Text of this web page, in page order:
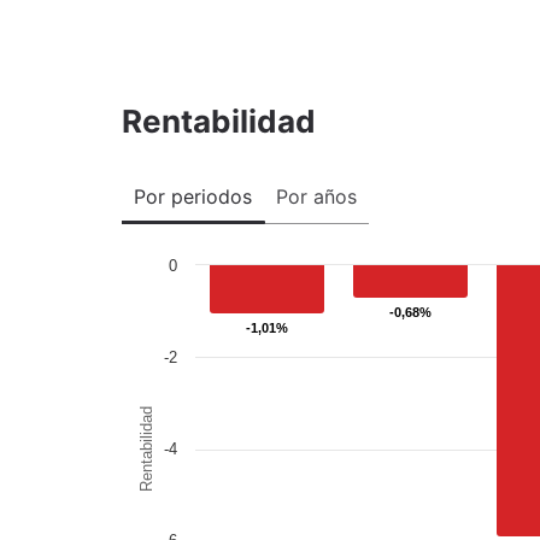
Rentabilidad
Por periodos Por años
Rentabilidad
-1,01%
-1,01%
-0,68%
-0,68%
-4
-2
0